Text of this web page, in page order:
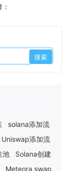
solana添加流
Uniswap添加流
池
Solana创建
Meteora swap